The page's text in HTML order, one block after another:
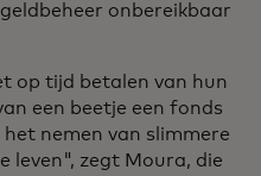
onbereikbaar
op tijd betalen van hun
een beetje een fonds
nemen van slimmere
leven", zegt Moura, die